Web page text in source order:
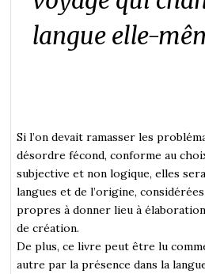
langue elle-
Si l’on devait ramasser les
désordre fécond, conforme au
subjective et non logique, elles
langues et de l’origine,
propres à donner lieu à
de création.
De plus, ce livre peut être lu
autre par la présence dans la